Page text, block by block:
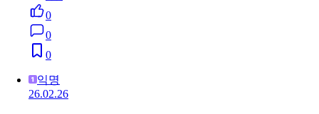
0
0
0
익명
26.02.26